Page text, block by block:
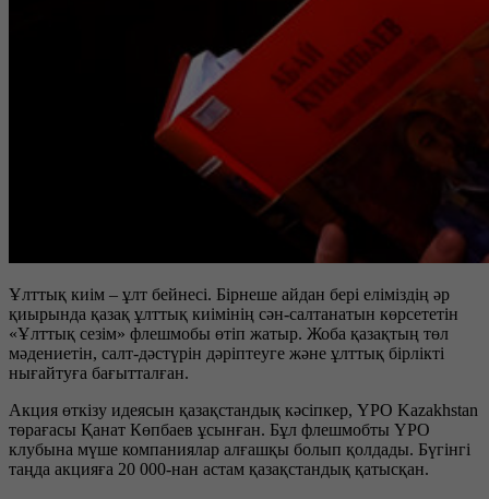
Ұлттық киім – ұлт бейнесі. Бірнеше айдан бері еліміздің әр
қиырында қазақ ұлттық киімінің сән-салтанатын көрсететін
«Ұлттық сезім» флешмобы өтіп жатыр. Жоба қазақтың төл
мәдениетін, салт-дәстүрін дәріптеуге және ұлттық бірлікті
нығайтуға бағытталған.
Акция өткізу идеясын қазақстандық кәсіпкер, YPO Kazakhstan
төрағасы Қанат Көпбаев ұсынған. Бұл флешмобты YPO
клубына мүше компаниялар алғашқы болып қолдады. Бүгінгі
таңда акцияға 20 000-нан астам қазақстандық қатысқан.